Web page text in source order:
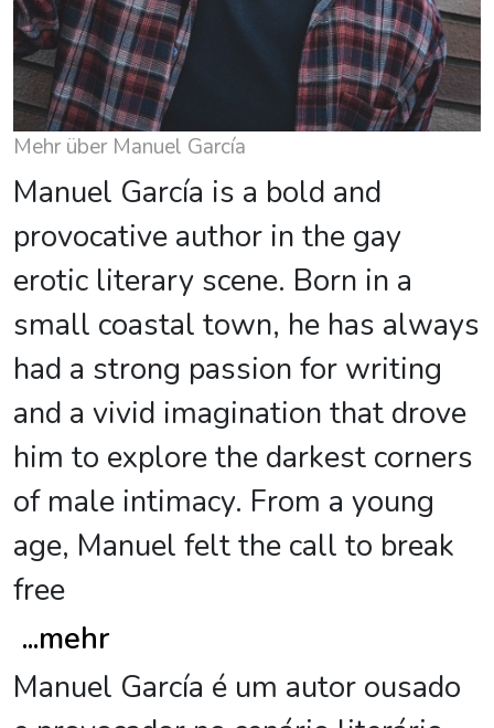
Mehr über Manuel García
Manuel García is a bold and
provocative author in the gay
erotic literary scene. Born in a
small coastal town, he has always
had a strong passion for writing
and a vivid imagination that drove
him to explore the darkest corners
of male intimacy. From a young
age, Manuel felt the call to break
free
...mehr
Manuel García é um autor ousado